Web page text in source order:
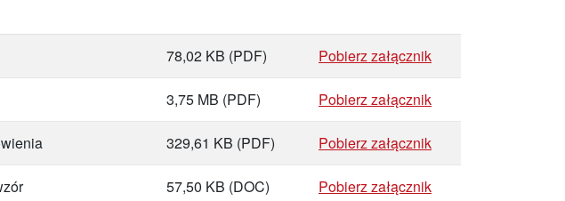
78,02 KB (PDF) Pobierz załącznik
3,75 MB (PDF) Pobierz załącznik
329,61 KB (PDF) Pobierz załącznik
57,50 KB (DOC) Pobierz załącznik